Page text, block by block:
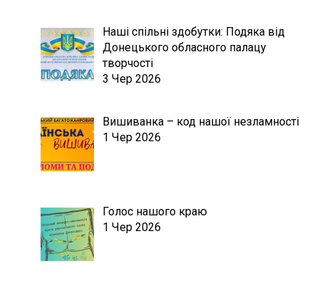
Наші спільні здобутки: Подяка від
Донецького обласного палацу
творчості
3 Чер 2026
Вишиванка – код нашої незламності
1 Чер 2026
Голос нашого краю
1 Чер 2026